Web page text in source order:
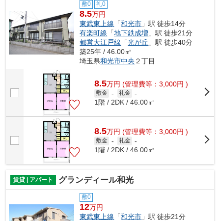
敷0 礼0
8.5万円
東武東上線 「和光市 」駅 徒歩14分
有楽町線 「地下鉄成増 」駅 徒歩21分
都営大江戸線 「光が丘 」駅 徒歩40分
築25年 / 46.00㎡
埼玉県和光市中央 ２丁目
8.5万円 (管理費等：3,000円 )
敷金 - 礼金 -
1階 / 2DK / 46.00㎡
8.5万円 (管理費等：3,000円 )
敷金 - 礼金 -
1階 / 2DK / 46.00㎡
賃貸 | アパート グランディール和光
敷0
12万円
東武東上線 「和光市 」駅 徒歩21分